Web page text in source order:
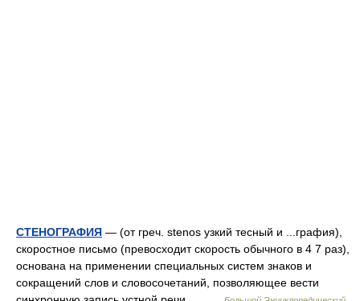
СТЕНОГРАФИЯ — (от греч. stenos узкий тесный и ...графия),
скоростное письмо (превосходит скорость обычного в 4 7 раз),
основана на применении специальных систем знаков и
сокращений слов и словосочетаний, позволяющее вести